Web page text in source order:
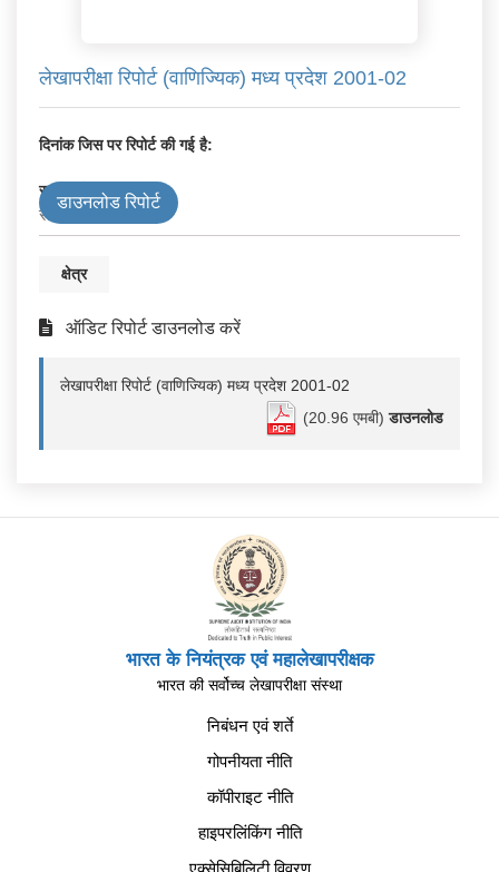
लेखापरीक्षा रिपोर्ट (वाणिज्यिक) मध्य प्रदेश 2001-02
दिनांक जिस पर रिपोर्ट की गई है:
सरकार के प्रकार
राज्य
डाउनलोड रिपोर्ट
क्षेत्र
ऑडिट रिपोर्ट डाउनलोड करें
लेखापरीक्षा रिपोर्ट (वाणिज्यिक) मध्य प्रदेश 2001-02
(20.96 एमबी)डाउनलोड
भारत के नियंत्रक एवं महालेखापरीक्षक
भारत की सर्वोच्च लेखापरीक्षा संस्था
निबंधन एवं शर्ते
गोपनीयता नीति
कॉपीराइट नीति
हाइपरलिंकिंग नीति
एक्सेसिबिलिटी विवरण